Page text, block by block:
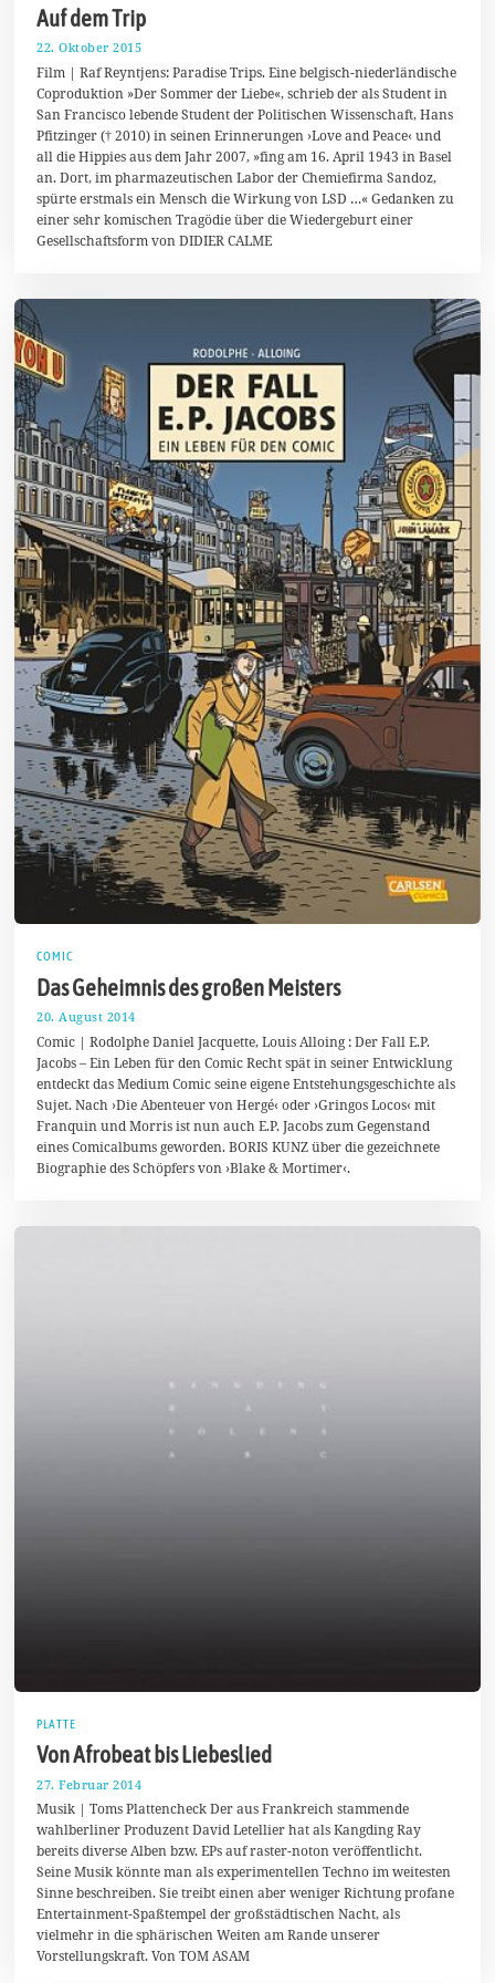
Auf dem Trip
22. Oktober 2015
2
.
O
k
t
o
b
e
r
2
0
1
Film | Raf Reyntjens: Paradise Trips. Eine belgisch-niederländische
Coproduktion »Der Sommer der Liebe«, schrieb der als Student in
San Francisco lebende Student der Politischen Wissenschaft, Hans
Pfitzinger († 2010) in seinen Erinnerungen ›Love and Peace‹ und
all die Hippies aus dem Jahr 2007, »fing am 16. April 1943 in Basel
an. Dort, im pharmazeutischen Labor der Chemiefirma Sandoz,
spürte erstmals ein Mensch die Wirkung von LSD …« Gedanken zu
einer sehr komischen Tragödie über die Wiedergeburt einer
Gesellschaftsform von DIDIER CALME
COMIC
Das Geheimnis des großen Meisters
20. August 2014
9
.
A
u
g
s
t
2
Comic | Rodolphe Daniel Jacquette, Louis Alloing : Der Fall E.P.
Jacobs – Ein Leben für den Comic Recht spät in seiner Entwicklung
entdeckt das Medium Comic seine eigene Entstehungsgeschichte als
Sujet. Nach ›Die Abenteuer von Hergé‹ oder ›Gringos Locos‹ mit
Franquin und Morris ist nun auch E.P. Jacobs zum Gegenstand
eines Comicalbums geworden. BORIS KUNZ über die gezeichnete
Biographie des Schöpfers von ›Blake & Mortimer‹.
PLATTE
Von Afrobeat bis Liebeslied
27. Februar 2014
.
F
e
b
u
a
r
2
0
Musik | Toms Plattencheck Der aus Frankreich stammende
wahlberliner Produzent David Letellier hat als Kangding Ray
bereits diverse Alben bzw. EPs auf raster-noton veröffentlicht.
Seine Musik könnte man als experimentellen Techno im weitesten
Sinne beschreiben. Sie treibt einen aber weniger Richtung profane
Entertainment-Spaßtempel der großstädtischen Nacht, als
vielmehr in die sphärischen Weiten am Rande unserer
Vorstellungskraft. Von TOM ASAM